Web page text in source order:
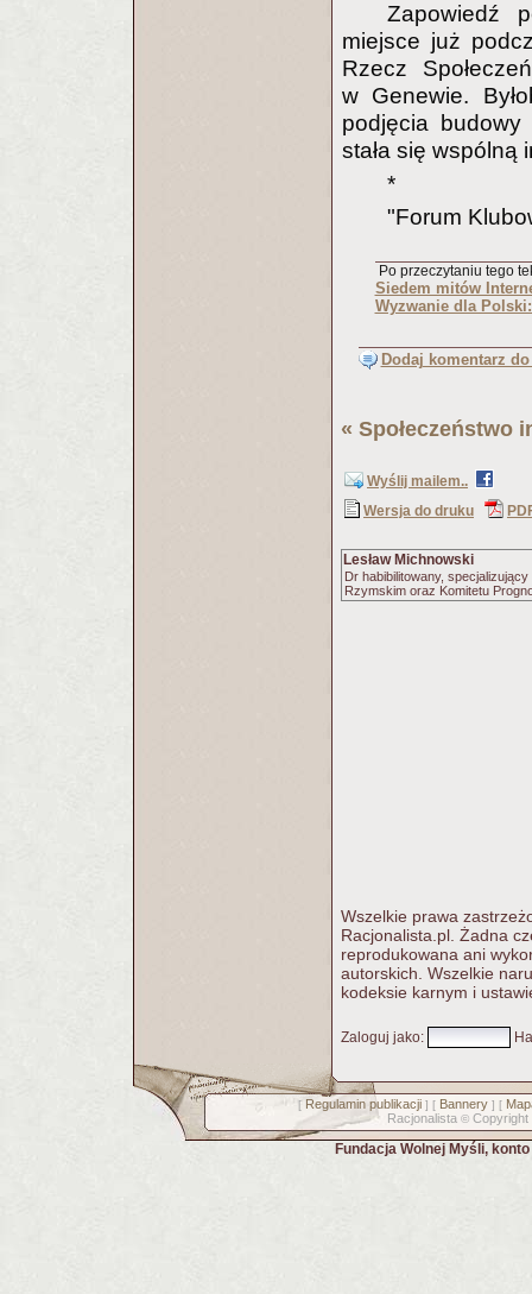
Zapowiedź
miejsce już
Rzecz
w Genewie.
podjęcia
stała się wspólną
*
"Forum
Po przeczytaniu tego
Siedem mitów
Wyzwanie dla
Dodaj komentarz
« Społeczeństwo
Wyślij mailem..
Wersja do druku
Lesław Michnowski
Dr habibilitowany,
Rzymskim oraz Komitetu
Wszelkie prawa
Racjonalista.pl. Żadna
reprodukowana ani
autorskich. Wszelkie
kodeksie karnym i
Zaloguj jako:
[ Regulamin publikacji] [ Bannery] [
Racjonalista © Copyright
Fundacja Wolnej Myśli,